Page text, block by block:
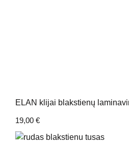
ELAN klijai blakstienų
19,00 €